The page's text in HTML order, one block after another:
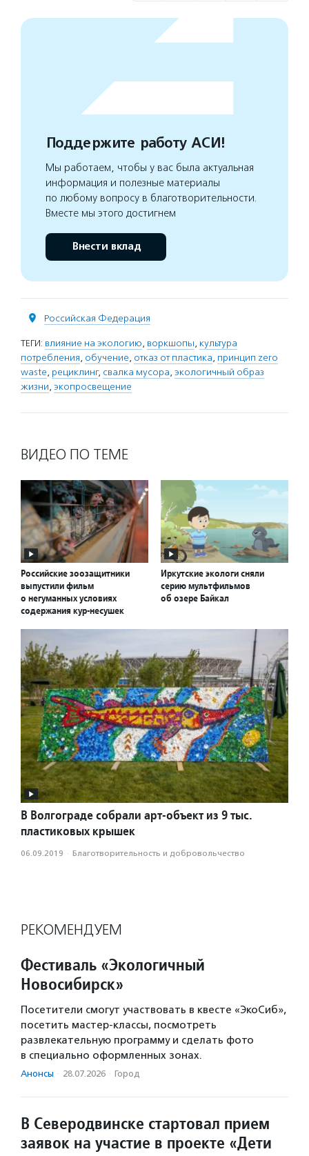
Поддержите работу АСИ!
Мы работаем, чтобы у вас была актуальная
информация и полезные материалы
по любому вопросу в благотворительности.
Вместе мы этого достигнем
Внести вклад
Российская Федерация
ТЕГИ: влияние на экологию, воркшопы, культура
потребления, обучение, отказ от пластика, принцип zero
waste, рециклинг, свалка мусора, экологичный образ
жизни, экопросвещение
ВИДЕО ПО ТЕМЕ
Российские зоозащитники
выпустили фильм
о негуманных условиях
содержания кур-несушек
Иркутские экологи сняли
серию мультфильмов
об озере Байкал
В Волгограде собрали арт-объект из 9 тыс.
пластиковых крышек
06.09.2019 · Благотвори­тель­ность и доброволь­чест­во
РЕКОМЕНДУЕМ
Фестиваль «Экологичный
Новосибирск»
Посетители смогут участвовать в квесте «ЭкоСиб»,
посетить мастер-классы, посмотреть
развлекательную программу и сделать фото
в специально оформленных зонах.
Анонсы · 28.07.2026 · Город
В Северодвинске стартовал прием
заявок на участие в проекте «Дети